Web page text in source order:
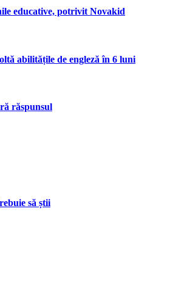
educative, potrivit Novakid
abilitățile de engleză în 6 luni
răspunsul
să știi